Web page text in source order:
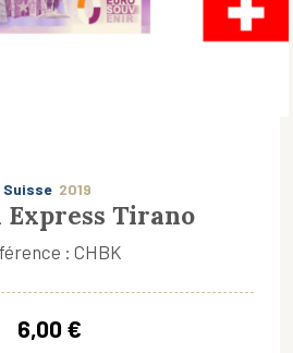
Suisse 2019
Tirano
: CHBK
6,00 €